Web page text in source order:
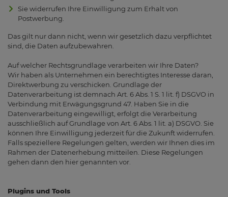
Sie widerrufen Ihre Einwilligung zum Erhalt von
Postwerbung.
Das gilt nur dann nicht, wenn wir gesetzlich dazu verpflichtet
sind, die Daten aufzubewahren.
Auf welcher Rechtsgrundlage verarbeiten wir Ihre Daten?
Wir haben als Unternehmen ein berechtigtes Interesse daran,
Direktwerbung zu verschicken. Grundlage der
Datenverarbeitung ist demnach Art. 6 Abs. 1 S. 1 lit. f) DSGVO in
Verbindung mit Erwägungsgrund 47. Haben Sie in die
Datenverarbeitung eingewilligt, erfolgt die Verarbeitung
ausschließlich auf Grundlage von Art. 6 Abs. 1 lit. a) DSGVO. Sie
können Ihre Einwilligung jederzeit für die Zukunft widerrufen.
Falls speziellere Regelungen gelten, werden wir Ihnen dies im
Rahmen der Datenerhebung mitteilen. Diese Regelungen
gehen dann den hier genannten vor.
Plugins und Tools